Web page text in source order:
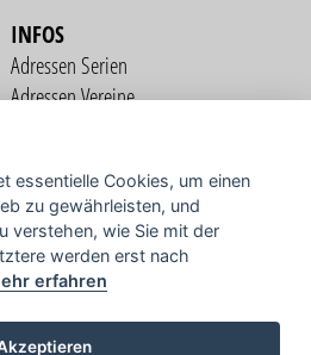
INFOS
Adressen Serien
Adressen Vereine
COMMUNITY
TV
essentielle Cookies, um einen
zu gewährleisten, und
verstehen, wie Sie mit der
werden erst nach
erfahren